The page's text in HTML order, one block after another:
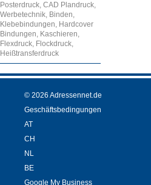
Posterdruck, CAD Plandruck,
Werbetechnik, Binden,
Klebebindungen, Hardcover
Bindungen, Kaschieren,
Flexdruck, Flockdruck,
Heißtransferdruck
© 2026 Adressennet.de
Geschäftsbedingungen
AT
CH
NL
BE
Google My Business